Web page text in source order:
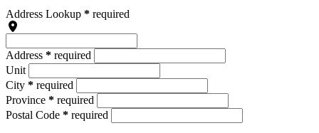
Address Lookup * required
Address * required
Unit
City * required
Province * required
Postal Code * required